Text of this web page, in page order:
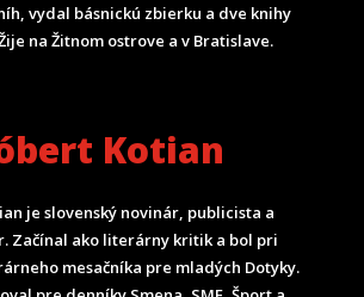
vydal básnickú zbierku a dve knihy
na Žitnom ostrove a v Bratislave.
Kotian
je slovenský novinár, publicista a
Začínal ako literárny kritik a bol pri
mesačníka pre mladých Dotyky.